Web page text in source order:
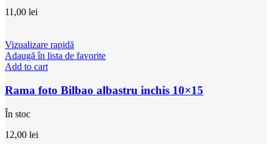
11,00 lei
Vizualizare rapidă
Adaugă în lista de favorite
Add to cart
Rama foto Bilbao albastru inchis 10×15
În stoc
12,00 lei